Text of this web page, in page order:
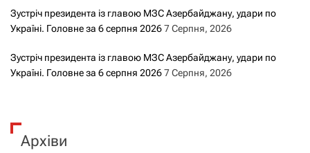
Зустріч президента із главою МЗС Азербайджану, удари по
Україні. Головне за 6 серпня 20267 Серпня, 2026
Зустріч президента із главою МЗС Азербайджану, удари по
Україні. Головне за 6 серпня 20267 Серпня, 2026
Архіви